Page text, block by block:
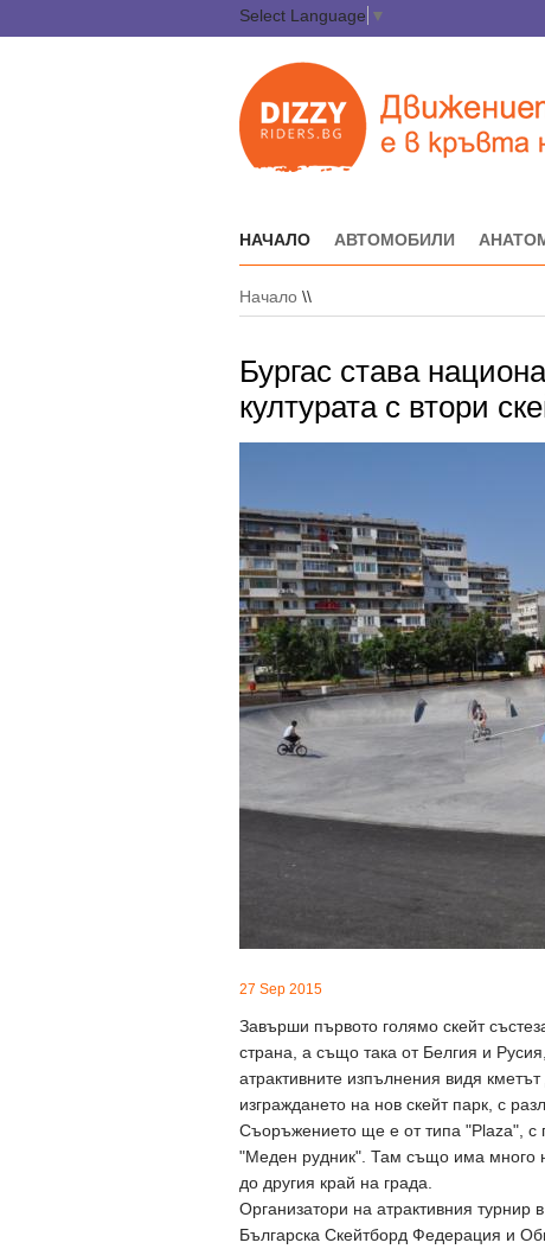
Select Language ▼
НАЧАЛО АВТОМОБИЛИ
Начало \\
Бургас става
културата с втори
27 Sep 2015
Завърши първото голямо скейт
страна, а също така от Белгия и
атрактивните изпълнения видя
изграждането на нов скейт парк, с
Съоръжението ще е от типа "Plaza",
"Меден рудник". Там също има много
до другия край на града.
Организатори на атрактивния турнир
Българска Скейтборд Федерация и